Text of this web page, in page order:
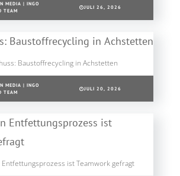
MEDIA | INGO
TEAM
JULI 26, 2026
Baustoffrecycling in Achstetten
MEDIA | INGO
TEAM
JULI 20, 2026
ist Teamwork gefragt